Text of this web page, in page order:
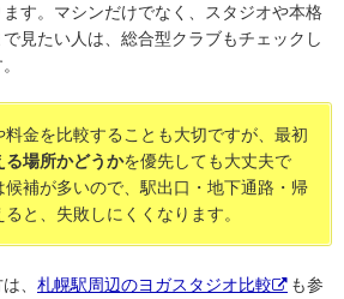
す。マシンだけでなく、スタジオや本格
見たい人は、総合型クラブもチェックし
金を比較することも大切ですが、最初
る場所かどうかを優先しても大丈夫で
補が多いので、駅出口・地下通路・帰
と、失敗しにくくなります。
、 札幌駅周辺のヨガスタジオ比較
も参